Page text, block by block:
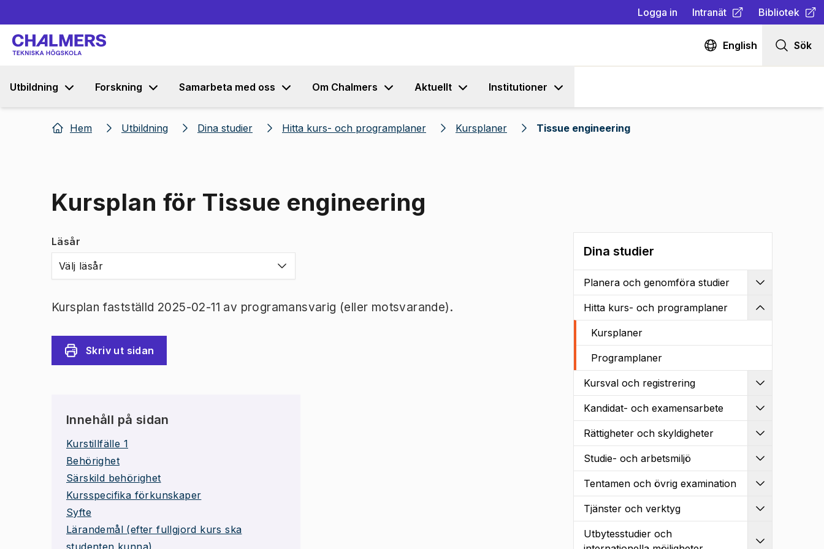
Logga in Intranät
(Öppnas i ny flik)
Bibliotek
(Öppnas i ny
English Sök
Utbildning Forskning Samarbeta med oss Om Chalmers Aktuellt Institutioner
Hem Utbildning Dina studier Hitta kurs- och programplaner Kursplaner Tissue engineering
Kursplan för Tissue engineering
Läsår
Välj läsår
Kursplan fastställd 2025-02-11 av programansvarig (eller motsvarande).
Skriv ut sidan
Innehåll på sidan
Kurstillfälle 1
Behörighet
Särskild behörighet
Kursspecifika förkunskaper
Syfte
Lärandemål (efter fullgjord kurs ska
studenten kunna)
Dina studier
Planera och genomföra studier
Hitta kurs- och programplaner
Kursplaner
Programplaner
Kursval och registrering
Kandidat- och examensarbete
Rättigheter och skyldigheter
Studie- och arbetsmiljö
Tentamen och övrig examination
Tjänster och verktyg
Utbytesstudier och